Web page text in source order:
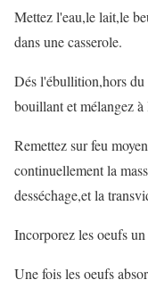
Mettez l'eau,le lait,le
dans une casserole.
Dés l'ébullition,hors du
bouillant et mélangez
Remettez sur feu
continuellement la
desséchage,et la
Incorporez les oeufs
Une fois les oeufs